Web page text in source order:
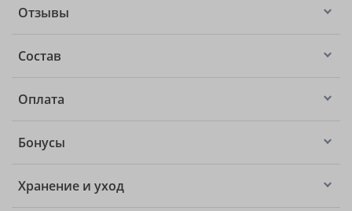
Отзывы
Состав
Оплата
Бонусы
Хранение и уход